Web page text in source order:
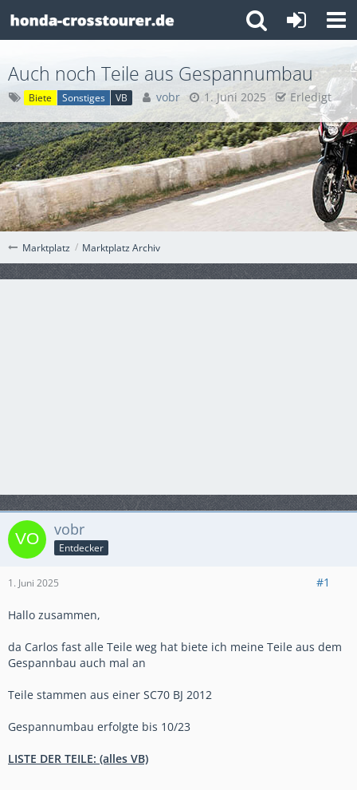
Marktplatz Marktplatz Archiv
Auch noch Teile aus Gespannumbau
Biete Sonstiges VB vobr 1. Juni 2025 Erledigt
vobr
Entdecker
1. Juni 2025 #1
Hallo zusammen,
da Carlos fast alle Teile weg hat biete ich meine Teile aus dem
Gespannbau auch mal an
Teile stammen aus einer SC70 BJ 2012
Gespannumbau erfolgte bis 10/23
LISTE DER TEILE: (alles VB)